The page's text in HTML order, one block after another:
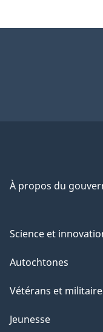
À propos du
Science et
Autochtones
Vétérans et
Jeunesse